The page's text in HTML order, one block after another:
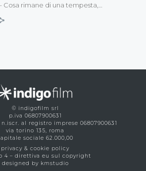
Cosa rimane di una tempesta,…
© indigofilm srl
p.iva 06807900631
al registro imprese 06807900631
via torino 135, roma
sociale 62.000,00
privacy & cookie policy
4 – direttiva eu sul copyright
designed by kmstudio